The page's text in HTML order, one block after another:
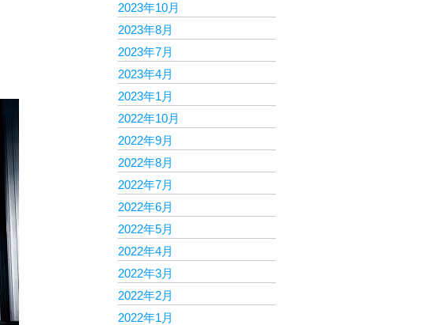
2023年10月
2023年8月
2023年7月
2023年4月
2023年1月
2022年10月
2022年9月
2022年8月
2022年7月
2022年6月
2022年5月
2022年4月
2022年3月
2022年2月
2022年1月